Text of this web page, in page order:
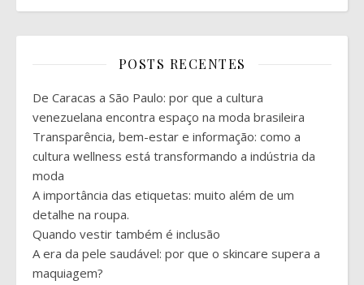
POSTS RECENTES
De Caracas a São Paulo: por que a cultura
venezuelana encontra espaço na moda brasileira
Transparência, bem-estar e informação: como a
cultura wellness está transformando a indústria da
moda
A importância das etiquetas: muito além de um
detalhe na roupa.
Quando vestir também é inclusão
A era da pele saudável: por que o skincare supera a
maquiagem?